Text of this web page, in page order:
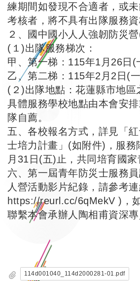
練期間如發現不合適者，或
考核者，將不具有出隊服務資
２、國中國小人人強韌防災
(１)出隊服務梯次：
甲、第一梯：115年1月26日(
乙、第二梯：115年2月2日(
(２)出隊地點：花蓮縣市地區
具體服務學校地點由本會安
隊自薦。
五、各校報名方式，詳見「
士培力計畫」(如附件)，服務
月31日(五)止，共同培育國家
六、第一屆青年防災士服務
人營活動影片紀錄，請參考
https://reurl.cc/6qMekV )，
聯繫本會承辦人陶相甫資深專
114d001040_114d2000281-01.pdf